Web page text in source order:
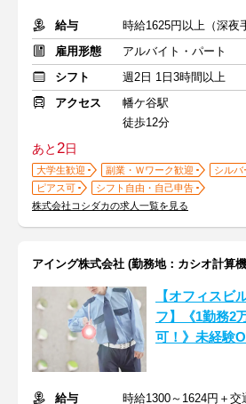
給与
雇用形態
アルバイト・パート
シフト
週2日 1日3時間以上
アクセス
幡ケ谷駅
徒歩12分
あと2日
大学生歓迎 副業・Ｗワーク歓迎
シルバ
ピアス可
シフト自由・自己申告
株式会社コシダカの求人一覧を見る
アイング株式会社 (勤務地：カシオ計算
【オフィスビ
フ】《1勤務2
可！》未経験
給与
時給1300～1624円＋交